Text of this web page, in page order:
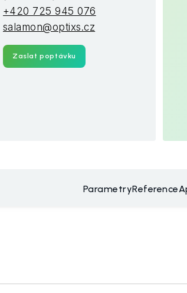
+420 725 945 076
salamon@optixs.cz
Zaslat poptávku
ParametryReference